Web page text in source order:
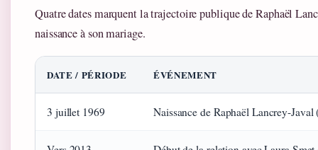
Quatre dates marquent la trajectoire publique de Raphaël
naissance à son mariage.
DATE / PÉRIODE ÉVÉNEMENT
3 juillet 1969 Naissance de Raphaël Lancrey-